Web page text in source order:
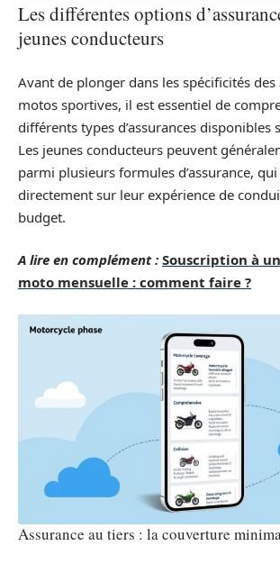
Les différentes options
jeunes conducteurs
Avant de plonger dans les spécificités
motos sportives, il est essentiel de
différents types d’assurances disponibles
Les jeunes conducteurs peuvent
parmi plusieurs formules d’assurance,
directement sur leur expérience de
budget.
A lire en complément : Souscription à
moto mensuelle : comment faire ?
Assurance au tiers : la couverture